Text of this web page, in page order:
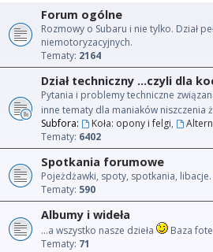
Forum ogólne
Rozmowy o Subaru i nie tylko. Dział
niemotoryzacyjnych.
Tematy: 2164
Dział techniczny ...czyli dla
Pytania i problemy techniczne
inne tematy dla maniaków niszczenia
Subfora:
Koła: opony i felgi,
Tematy: 6402
Spotkania forumowe
Pojeżdżawki, spoty, spotkania, libacje.
Tematy: 590
Albumy i wideła
...a wszystko nasze dzieła
Baza
Tematy: 71